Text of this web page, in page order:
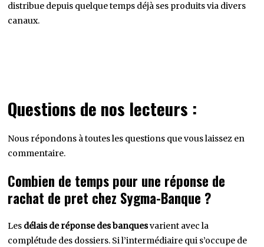
distribue depuis quelque temps déjà ses produits via divers
canaux.
Questions de nos lecteurs :
Nous répondons à toutes les questions que vous laissez en
commentaire.
Combien de temps pour une réponse de
rachat de pret chez Sygma-Banque ?
Les délais de réponse des banquesvarient avec la
complétude des dossiers. Si l’intermédiaire qui s’occupe de